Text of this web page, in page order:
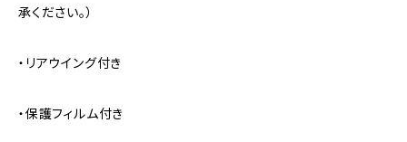
承ください。）
・リアウイング付き
・保護フィルム付き